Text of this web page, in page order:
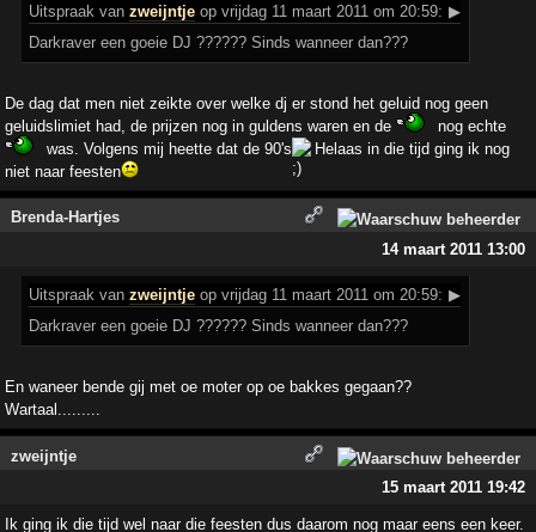
Uitspraak vanzweijntje op vrijdag 11 maart 2011 om 20:59: ▶
Darkraver een goeie DJ ?????? Sinds wanneer dan???
De dag dat men niet zeikte over welke dj er stond het geluid nog geen
geluidslimiet had, de prijzen nog in guldens waren en de
nog echte
was. Volgens mij heette dat de 90's
Helaas in die tijd ging ik nog
niet naar feesten
Brenda-Hartjes
14 maart 2011 13:00
Uitspraak vanzweijntje op vrijdag 11 maart 2011 om 20:59: ▶
Darkraver een goeie DJ ?????? Sinds wanneer dan???
En waneer bende gij met oe moter op oe bakkes gegaan??
Wartaal.........
zweijntje
15 maart 2011 19:42
Ik ging ik die tijd wel naar die feesten dus daarom nog maar eens een keer.